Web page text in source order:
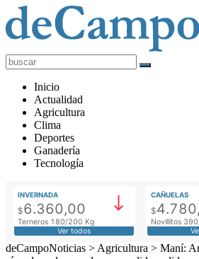
deCampoNoticias
Actualidad
Agropecuaria
Inicio
Actualidad
Agricultura
Clima
Deportes
Ganadería
Tecnología
INVERNADA
$6.360,00
Terneros 180/200 Kg
Ver todos
CAÑUELAS
$
Novillitos
deCampoNoticias > Agricultura > Maní: